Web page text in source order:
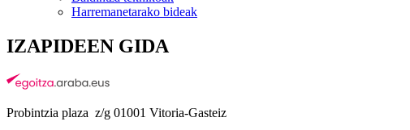
Harremanetarako bideak
IZAPIDEEN GIDA
Probintzia plaza z/g 01001 Vitoria-Gasteiz